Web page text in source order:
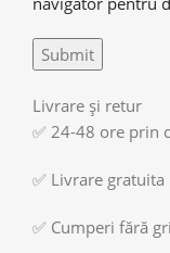
Livrare și retur
✅ 24-48 ore prin
✅ Livrare gratuita
✅ Cumperi fără